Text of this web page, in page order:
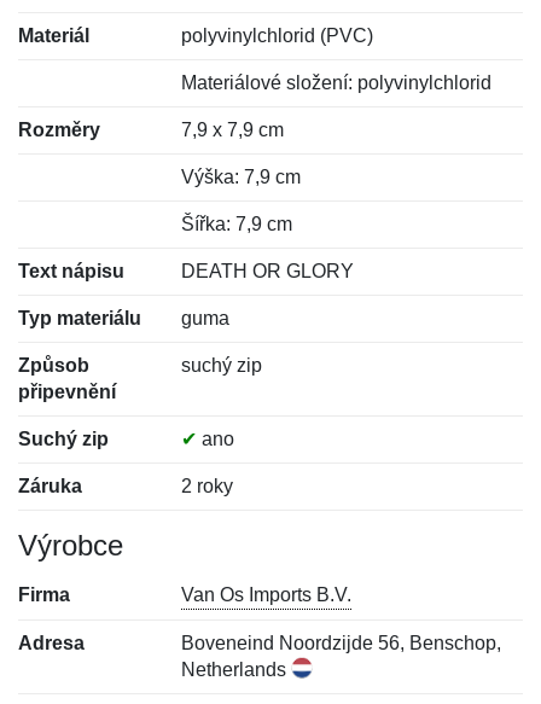
Materiál polyvinylchlorid (PVC)
Materiálové složení: polyvinylchlorid
Rozměry 7,9 x 7,9 cm
Výška: 7,9 cm
Šířka: 7,9 cm
Text nápisu DEATH OR GLORY
Typ materiálu guma
Způsob
připevnění
suchý zip
Suchý zip ✔ ano
Záruka 2 roky
Výrobce
Firma Van Os Imports B.V.
Adresa
Boveneind Noordzijde 56, Benschop,
Netherlands